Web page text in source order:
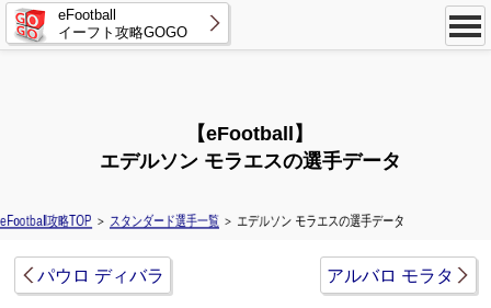
eFootball
イーフト攻略GOGO
【eFootball】
エデルソン モラエスの選手データ
eFootball攻略TOP ＞ スタンダード選手一覧 ＞ エデルソン モラエスの選手データ
パウロ ディバラ アルバロ モラタ